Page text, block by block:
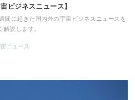
ビジネスニュース】
間に起きた国内外の宇宙ビジネスニュースを
説します。
ニュース